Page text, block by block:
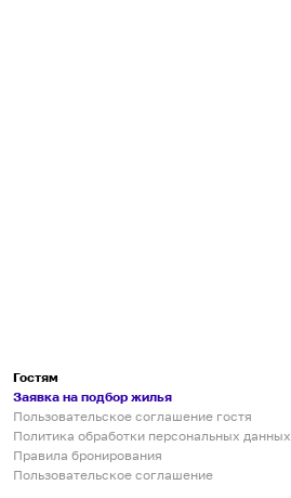
Гостям
Заявка на подбор жилья
Пользовательское соглашение гостя
Политика обработки персональных данных
Правила бронирования
Пользовательское соглашение